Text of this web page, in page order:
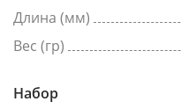
Длина (мм)
Вес (гр)
Набор